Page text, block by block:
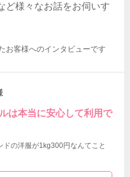
ど様々なお話をお伺いす
お客様へのインタビューです
は本当に安心して利用で
の洋服が1kg300円なんてこと